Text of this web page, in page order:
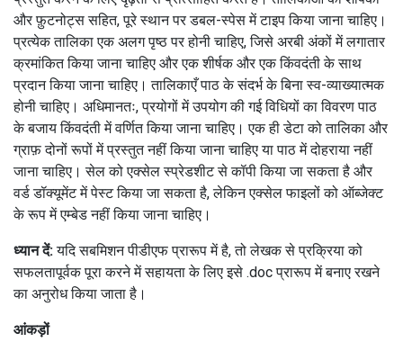
और फ़ुटनोट्स सहित, पूरे स्थान पर डबल-स्पेस में टाइप किया जाना चाहिए।
प्रत्येक तालिका एक अलग पृष्ठ पर होनी चाहिए, जिसे अरबी अंकों में लगातार
क्रमांकित किया जाना चाहिए और एक शीर्षक और एक किंवदंती के साथ
प्रदान किया जाना चाहिए।तालिकाएँ पाठ के संदर्भ के बिना स्व-व्याख्यात्मक
होनी चाहिए। अधिमानतः, प्रयोगों में उपयोग की गई विधियों का विवरण पाठ
के बजाय किंवदंती में वर्णित किया जाना चाहिए।एक ही डेटा को तालिका और
ग्राफ़ दोनों रूपों में प्रस्तुत नहीं किया जाना चाहिए या पाठ में दोहराया नहीं
जाना चाहिए।सेल को एक्सेल स्प्रेडशीट से कॉपी किया जा सकता है और
वर्ड डॉक्यूमेंट में पेस्ट किया जा सकता है, लेकिन एक्सेल फाइलों को ऑब्जेक्ट
के रूप में एम्बेड नहीं किया जाना चाहिए।
ध्यान दें:यदि सबमिशन पीडीएफ प्रारूप में है, तो लेखक से प्रक्रिया को
सफलतापूर्वक पूरा करने में सहायता के लिए इसे .doc प्रारूप में बनाए रखने
का अनुरोध किया जाता है।
आंकड़ों